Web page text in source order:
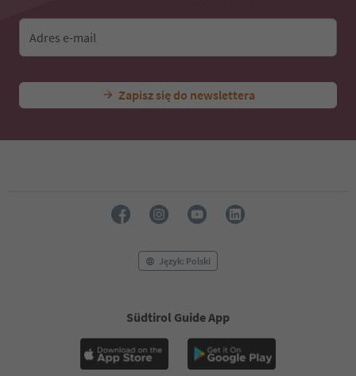
Adres e-mail
Zapisz się do newslettera
Język: Polski
Südtirol Guide App